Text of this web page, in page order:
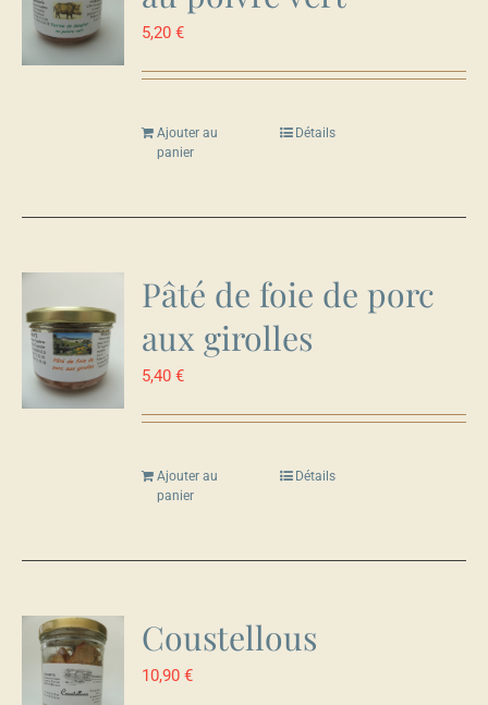
5,20€
Ajouter au
panier
Détails
Pâté de foie de porc
aux girolles
5,40€
Ajouter au
panier
Détails
Coustellous
10,90€